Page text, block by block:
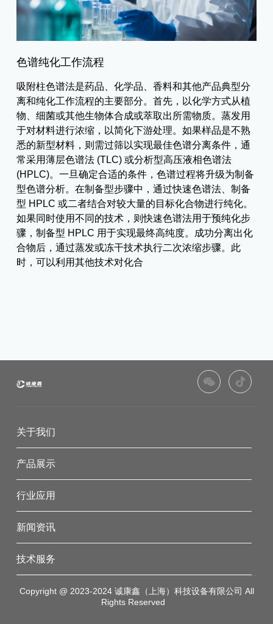
色谱纯化工作流程
吸附柱色谱法是药品、化学品、香料和其他产品典型分
离和纯化工作流程的主要部分。首先，以化学方式从植
物、细菌或其他生物体合成或萃取出所需物质。蒸发用
于对材料进行浓缩，以简化下游处理。如果样品是不熟
悉的新型材料，则需过筛以实现最佳色谱分离条件，通
常采用薄层色谱法 (TLC) 或分析型高压液相色谱法
(HPLC)。一旦确定合适的条件，色谱过程将升级为制备
型色谱分析。在制备型步骤中，通过快速色谱法、制备
型 HPLC 或二者结合对较大量的目标化合物进行纯化。
如果同时使用不同的技术，则快速色谱法用于预纯化步
骤，制备型 HPLC 用于实现最终高纯度。成功分离出化
合物后，通过蒸发或冻干技术执行二次浓缩步骤。此
时，可以利用其他技术对化合
关于我们
产品展示
行业应用
新闻资讯
技术服务
Copyright @ 2023-2024 诚康鑫（上海）科技设备有限公司 All
Rights Reserved